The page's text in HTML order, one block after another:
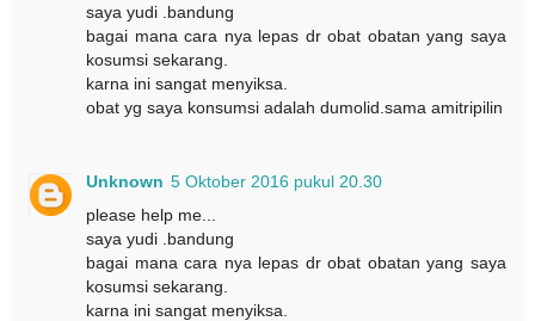
saya yudi .bandung
bagai mana cara nya lepas dr obat obatan yang saya
kosumsi sekarang.
karna ini sangat menyiksa.
obat yg saya konsumsi adalah dumolid.sama amitripilin
Unknown 5 Oktober 2016 pukul 20.30
please help me...
saya yudi .bandung
bagai mana cara nya lepas dr obat obatan yang saya
kosumsi sekarang.
karna ini sangat menyiksa.